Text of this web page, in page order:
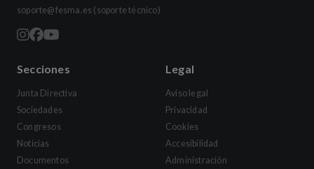
soporte@fesma.es (soporte técnico)
Secciones
Junta Directiva
Sociedades
Congresos
Noticias
Documentos
Legal
Aviso legal
Privacidad
Cookies
Accesibilidad
Administración